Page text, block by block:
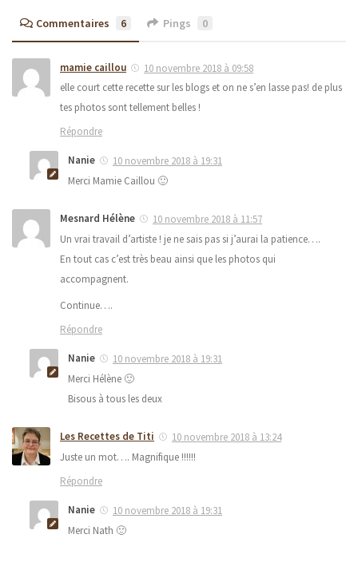
Commentaires 6 Pings 0
mamie caillou
10 novembre 2018 à 09:58
elle court cette recette sur les blogs et on ne s’en lasse pas! de plus
tes photos sont tellement belles !
Répondre
Nanie
10 novembre 2018 à 19:31
Merci Mamie Caillou 🙂
Mesnard Hélène
10 novembre 2018 à 11:57
Un vrai travail d’artiste ! je ne sais pas si j’aurai la patience….
En tout cas c’est très beau ainsi que les photos qui
accompagnent.
Continue….
Répondre
Nanie
10 novembre 2018 à 19:31
Merci Hélène 🙂
Bisous à tous les deux
Les Recettes de Titi
10 novembre 2018 à 13:24
Juste un mot…. Magnifique !!!!!!
Répondre
Nanie
10 novembre 2018 à 19:31
Merci Nath 🙂